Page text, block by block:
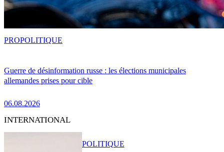
Guerre de désinformation russe : les élections municipales
allemandes prises pour cible
06.08.2026
PROPOLITIQUE
INTERNATIONAL
POLITIQUE